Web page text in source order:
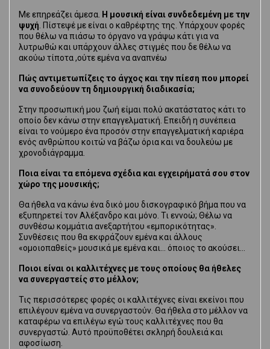
Με επηρεάζει άμεσα. Η μουσική είναι συνδεδεμένη με την
ψυχή. Πίστεψέ με είναι ο καθρέφτης της. Υπάρχουν φορές
που θέλω να πιάσω το όργανο να γράψω κάτι για να
λυτρωθώ και υπάρχουν άλλες στιγμές που δε θέλω να
ακούω τίποτα ,ούτε εμένα να αναπνέω
Πώς αντιμετωπίζεις το άγχος και την πίεση που μπορεί
να συνοδεύουν τη δημιουργική διαδικασία;
Στην προσωπική μου ζωή είμαι πολύ ακατάστατος κάτι το
οποίο δεν κάνω στην επαγγελματική. Επειδή η συνέπεια
είναι το νούμερο ένα προσόν στην επαγγελματική καριέρα
ενός ανθρώπου κοιτώ να βάζω όρια και να δουλεύω με
χρονοδιάγραμμα.
Ποια είναι τα επόμενα σχέδια και εγχειρήματά σου στον
χώρο της μουσικής;
Θα ήθελα να κάνω ένα δικό μου δισκογραφικό βήμα που να
εξυπηρετεί τον Αλέξανδρο και μόνο. Τι εννοώ; Θέλω να
συνθέσω κομμάτια ανεξαρτήτου «εμπορικότητας».
Συνθέσεις που θα εκφράζουν εμένα και άλλους
«ομοιοπαθείς» μουσικά με εμένα και… όποιος το ακούσει…
Ποιοι είναι οι καλλιτέχνες με τους οποίους θα ήθελες
να συνεργαστείς στο μέλλον;
Τις περισσότερες φορές οι καλλιτέχνες είναι εκείνοι που
επιλέγουν εμένα να συνεργαστούν. Θα ήθελα στο μέλλον να
καταφέρω να επιλέγω εγώ τους καλλιτέχνες που θα
συνεργαστώ. Αυτό προϋποθέτει σκληρή δουλειά και
αφοσίωση.